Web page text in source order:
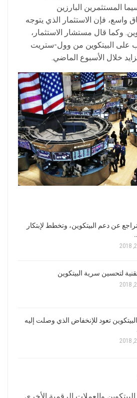
المستثمرين البارزين
فإن الاستثمار الذي يتوجه
وكما قال مستشار الاستثمار،
على البيتكوين من وول-ستريت
خلال الأسبوع الماضي.
عن دعم البيتكوين، وتخطط لإبتكار
لتحسين سرية البيتكوين
تعود للإنخفاض الذي وصلت إليه